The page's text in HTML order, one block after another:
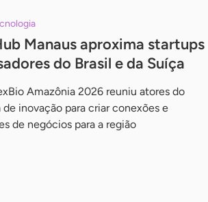
Manaus aproxima startups
do Brasil e da Suíça
Amazônia 2026 reuniu atores do
inovação para criar conexões e
de negócios para a região